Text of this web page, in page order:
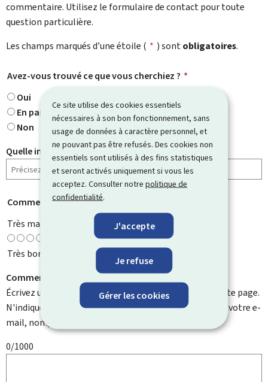
Ce site utilise des cookies essentiels
nécessaires à son bon fonctionnement, sans
usage de données à caractère personnel, et
ne pouvant pas être refusés. Des cookies non
essentiels sont utilisés à des fins statistiques
et seront activés uniquement si vous les
acceptez. Consulter notrepolitique de
confidentialité.
J'accepte
Je refuse
Gérer les cookies
commentaire. Utilisez le formulaire de contact pour toute
question particulière.
Les champs marqués d’une étoile ( * ) sontobligatoires.
Avez-vous trouvé ce que vous cherchiez ? *
Oui
En partie
Non
Quelle information cherchiez-vous ?
Comment évaluez-vous cette page ?
Très mauvaise
Très bonne
Comment pouvons-nous l'améliorer ?
Écrivez un commentaire et aidez-nous à améliorer cette page.
N'indiquez pas d'informations personnelles telles que votre e-
mail, nom, numéro de téléphone, etc.
0/1000